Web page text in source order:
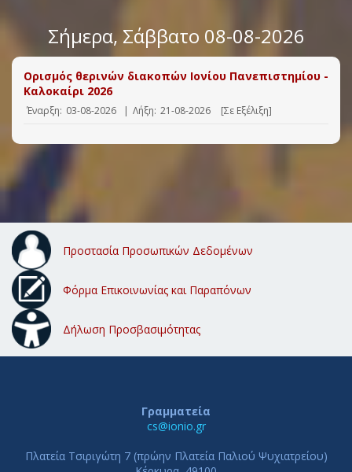
Σήμερα, Σάββατο 08-08-2026
Ορισμός θερινών διακοπών Ιονίου Πανεπιστημίου -
Καλοκαίρι 2026
Έναρξη: 03-08-2026 | Λήξη: 21-08-2026 [Σε Εξέλιξη]
Προστασία Προσωπικών Δεδομένων
Φόρμα Επικοινωνίας και Παραπόνων
Δήλωση Προσβασιμότητας
Γραμματεία
cs@ionio.gr
Πλατεία Τσιριγώτη 7 (πρώην Πλατεία Παλιού Ψυχιατρείου)